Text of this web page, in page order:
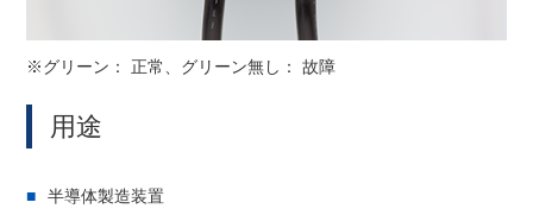
※グリーン： 正常、グリーン無し： 故障
用途
半導体製造装置